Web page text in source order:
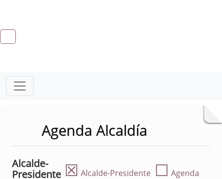
Agenda Alcaldía
Alcalde-
Presidente ☒ Alcalde-Presidente ☐ Agenda